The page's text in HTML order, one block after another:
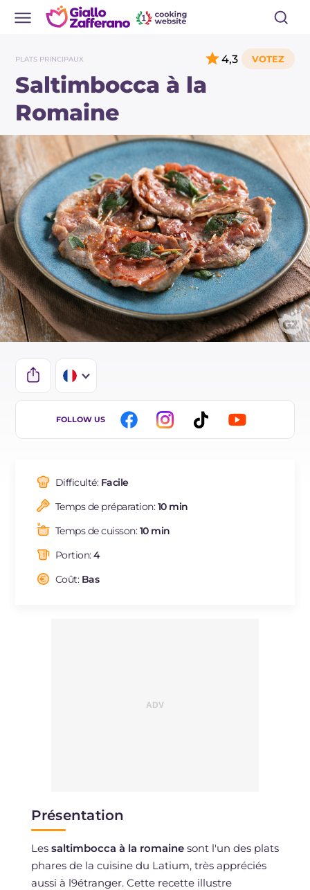
PLATS PRINCIPAUX
Saltimbocca à la
Romaine
4,3
IT
BR
DE
NL
FOLLOW US
Difficulté: Facile
Temps de préparation:10 min
Temps de cuisson:10 min
Portion:4
Coût: Bas
Présentation
Les saltimbocca à la romainesont l'un des plats
phares de la cuisine du Latium, très appréciés
aussi à l9étranger. Cette recette illustre